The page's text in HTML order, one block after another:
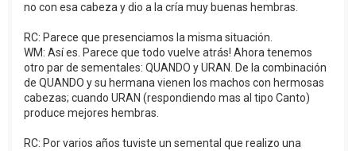
no con esa cabeza y dio a la cría muy buenas hembras.
RC: Parece que presenciamos la misma situación.
WM: Así es. Parece que todo vuelve atrás! Ahora tenemos
otro par de sementales: QUANDO y URAN. De la combinación
de QUANDO y su hermana vienen los machos con hermosas
cabezas; cuando URAN (respondiendo mas al tipo Canto)
produce mejores hembras.
RC: Por varios años tuviste un semental que realizo una